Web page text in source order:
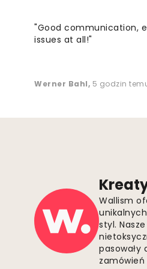
"Good communication,
issues at all!"
Werner Bahl, 5 godzin
Wallism
styl.
pasowały